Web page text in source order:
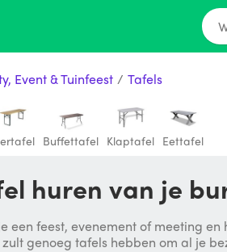
Event & Tuinfeest / Tafels
Buffettafel Klaptafel Eettafel
huren van je
een feest, evenement of meeting
genoeg tafels hebben om al je